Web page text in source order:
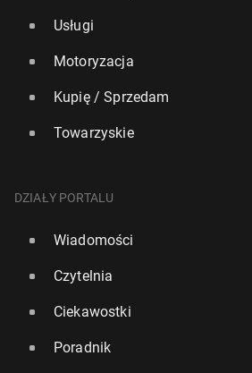
Usługi
Motoryzacja
Kupię / Sprzedam
Towarzyskie
DZIAŁY PORTALU
Wiadomości
Czytelnia
Ciekawostki
Poradnik